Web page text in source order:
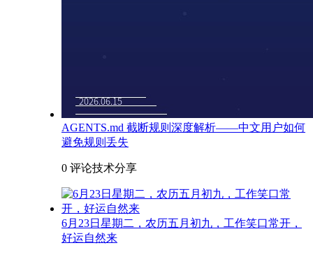
AGENTS.md 截断规则深度解析——中文用户如何
避免规则丢失
0 评论技术分享
6月23日星期二，农历五月初九，工作笑口常开，
好运自然来